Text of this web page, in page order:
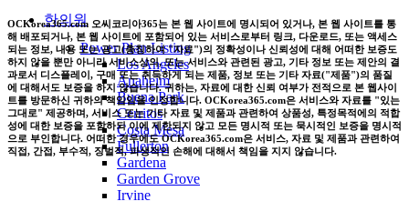
한의원
Power Plan Listing
Los Angeles
Anaheim
Buena Park
Cerritos
Costa Mesa
Fullerton
Gardena
Garden Grove
Irvine
OCKorea365.com 오씨코리아365는 본 웹 사이트에 명시되어 있거나, 본 웹 사이트를 통
해 배포되거나, 본 웹 사이트에 포함되어 있는 서비스로부터 링크, 다운로드, 또는 액세스
되는 정보, 내용 또는 광고(총칭하여 "자료")의 정확성이나 신뢰성에 대해 어떠한 보증도
하지 않을 뿐만 아니라 서비스상의, 또는 서비스와 관련된 광고, 기타 정보 또는 제안의 결
과로서 디스플레이, 구매 또는 취득하게 되는 제품, 정보 또는 기타 자료("제품")의 품질
에 대해서도 보증을 하지 않습니다. 귀하는, 자료에 대한 신뢰 여부가 전적으로 본 웹사이
트를 방문하신 귀하의 책임임을 인정합니다. OCKorea365.com은 서비스와 자료를 "있는
그대로" 제공하며, 서비스 또는 기타 자료 및 제품과 관련하여 상품성, 특정목적에의 적합
성에 대한 보증을 포함하되 이에 제한되지 않고 모든 명시적 또는 묵시적인 보증을 명시적
으로 부인합니다. 어떠한 경우에도 OCKorea365.com은 서비스, 자료 및 제품과 관련하여
직접, 간접, 부수적, 징벌적, 파생적인 손해에 대해서 책임을 지지 않습니다.